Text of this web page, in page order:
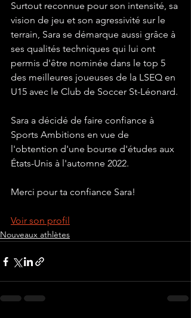
Surtout reconnue pour son intensité, sa
vision de jeu et son agressivité sur le
terrain, Sara se démarque aussi grâce à
ses qualités techniques qui lui ont
permis d'être nominée dans le top 5
des meilleures joueuses de la LSEQ en
U15 avec le Club de Soccer St-Léonard.
Sara a décidé de faire confiance à
Sports Ambitions en vue de
l'obtention d'une bourse d'études aux
États-Unis à l'automne 2022.
Merci pour ta confiance Sara!
Voir son profil
Nouveaux athlètes